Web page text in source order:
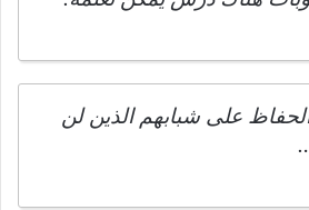
على شبابهم الذين لن